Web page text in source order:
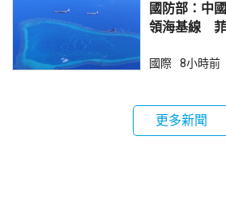
國防部：中
領海基線
國際 8小時前
更多新聞